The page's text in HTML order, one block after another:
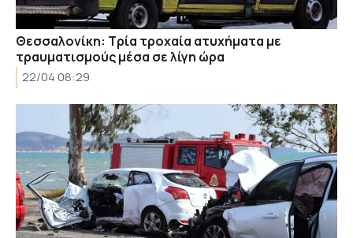
Θεσσαλονίκη: Τρία τροχαία ατυχήματα με
τραυματισμούς μέσα σε λίγη ώρα
22/04 08:29